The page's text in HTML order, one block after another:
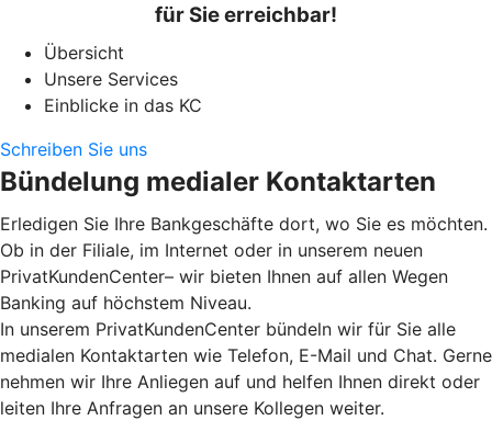
für Sie erreichbar!
Übersicht
Unsere Services
Einblicke in das KC
Schreiben Sie uns
Bündelung medialer Kontaktarten
Erledigen Sie Ihre Bankgeschäfte dort, wo Sie es möchten.
Ob in der Filiale, im Internet oder in unserem neuen
PrivatKundenCenter– wir bieten Ihnen auf allen Wegen
Banking auf höchstem Niveau.
In unserem PrivatKundenCenter bündeln wir für Sie alle
medialen Kontaktarten wie Telefon, E-Mail und Chat. Gerne
nehmen wir Ihre Anliegen auf und helfen Ihnen direkt oder
leiten Ihre Anfragen an unsere Kollegen weiter.